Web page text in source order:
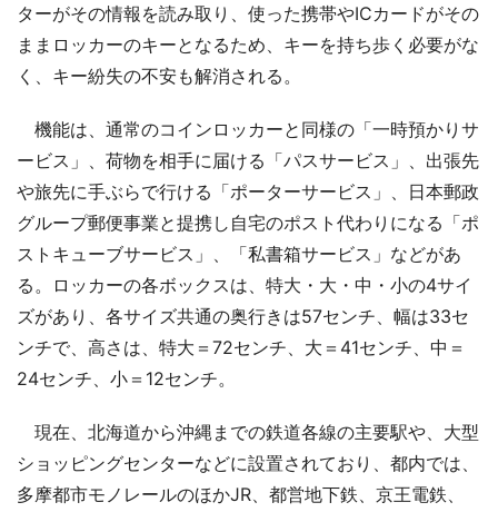
ターがその情報を読み取り、使った携帯やICカードがその
ままロッカーのキーとなるため、キーを持ち歩く必要がな
く、キー紛失の不安も解消される。
機能は、通常のコインロッカーと同様の「一時預かりサ
ービス」、荷物を相手に届ける「パスサービス」、出張先
や旅先に手ぶらで行ける「ポーターサービス」、日本郵政
グループ郵便事業と提携し自宅のポスト代わりになる「ポ
ストキューブサービス」、「私書箱サービス」などがあ
る。ロッカーの各ボックスは、特大・大・中・小の4サイ
ズがあり、各サイズ共通の奥行きは57センチ、幅は33セ
ンチで、高さは、特大＝72センチ、大＝41センチ、中＝
24センチ、小＝12センチ。
現在、北海道から沖縄までの鉄道各線の主要駅や、大型
ショッピングセンターなどに設置されており、都内では、
多摩都市モノレールのほかJR、都営地下鉄、京王電鉄、